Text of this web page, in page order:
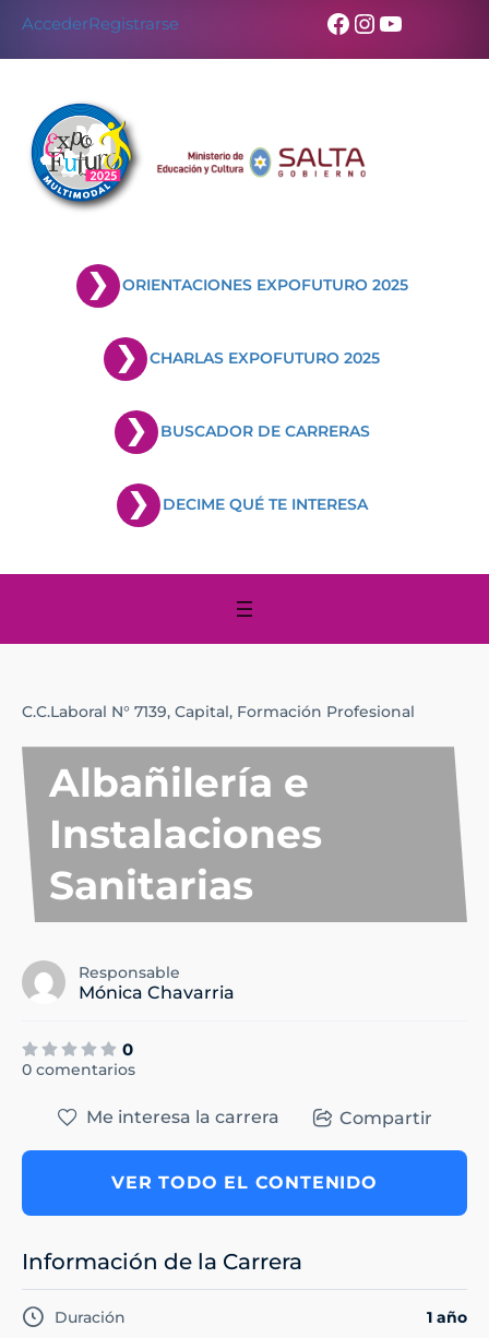
AccederRegistrarse Facebook
Instagram
YouTube
ORIENTACIONES EXPOFUTURO 2025
CHARLAS EXPOFUTURO 2025
BUSCADOR DE CARRERAS
DECIME QUÉ TE INTERESA
C.C.Laboral N° 7139, Capital, Formación Profesional
Albañilería e
Instalaciones
Sanitarias
Responsable
Mónica Chavarria
0
0 comentarios
Me interesa la carrera Compartir
VER TODO EL CONTENIDO
Información de la Carrera
Duración 1 año